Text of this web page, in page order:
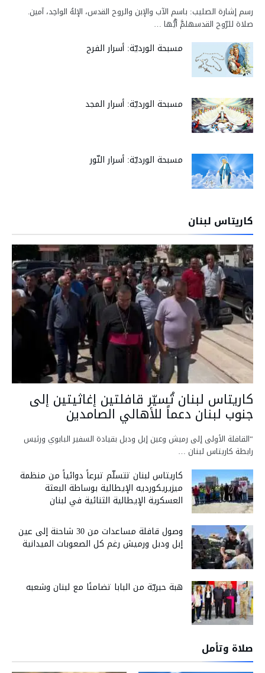
رسم إشارة الصليب: باسم الآب والإبن والروح القدس، الإلهُ الواحِد، آمين.
صلاة للرّوح القدسهلمَّ أيُّها …
مسبحة الورديّة: أسرار الفرح
مسبحة الورديّة: أسرار المجد
مسبحة الورديّة: أسرار النّور
كاريتاس لبنان
كاريتاس لبنان تُسيّر قافلتين إغاثيتين إلى
جنوب لبنان دعماً للأهالي الصامدين
“القافلة الأولى إلى رميش وعين إبل ودبل بقيادة السفير البابوي ورئيس
رابطة كاريتاس لبنان …
كاريتاس لبنان تتسلّم تبرعاً دوائياً من منظمة
ميزيريكورديه الإيطالية بوساطة البعثة
العسكرية الإيطالية الثنائية في لبنان
وصول قافلة مساعدات من 30 شاحنة إلى عين
إبل ودبل ورميش رغم كل الصعوبات الميدانية
هبة حبريّة من البابا تضامنًا مع لبنان وشعبه
صلاة وتأمل